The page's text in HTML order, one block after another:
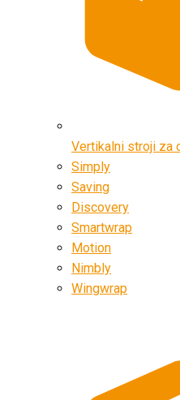
Vertikalni stroji za
Simply
Saving
Discovery
Smartwrap
Motion
Nimbly
Wingwrap